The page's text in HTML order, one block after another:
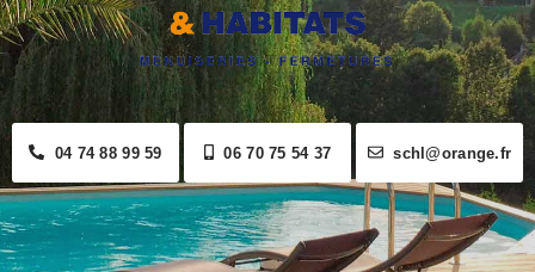
04 74 88 99 59 06 70 75 54 37 schl@orange.fr